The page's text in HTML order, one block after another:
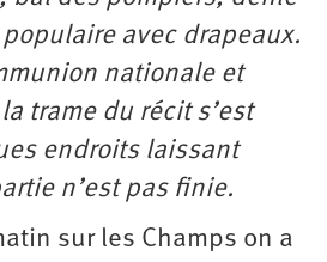
avec drapeaux.
nationale et
trame du récit s’est
endroits laissant
n’est pas finie.
sur les Champs on a